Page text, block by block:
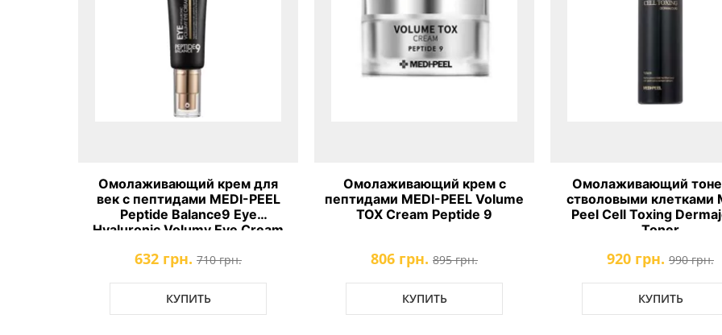
Омолаживающий крем для
век с пептидами MEDI-PEEL
Peptide Balance9 Eye
Hyaluronic Volumy Eye Cream
632 грн. 710 грн.
КУПИТЬ
Омолаживающий крем с
пептидами MEDI-PEEL Volume
TOX Cream Peptide 9
806 грн. 895 грн.
КУПИТЬ
Омолаживающий
стволовыми клетками
Peel Cell Toxing
Toner
920 грн. 990 грн.
КУПИТЬ